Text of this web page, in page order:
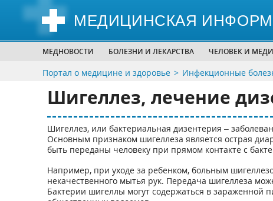
МЕДИЦИНСКАЯ
МЕДНОВОСТИ БОЛЕЗНИ И ЛЕКАРСТВА ЧЕЛОВЕК И
Портал о медицине и здоровье Инфекционные
Шигеллез, лечение
Шигеллез, или бактериальная дизентерия –
Основным признаком шигеллеза является острая
быть переданы человеку при прямом контакте с
Например, при уходе за ребенком, больным
некачественного мытья рук. Передача шигеллеза
Бактерии шигеллы могут содержаться в зараженной